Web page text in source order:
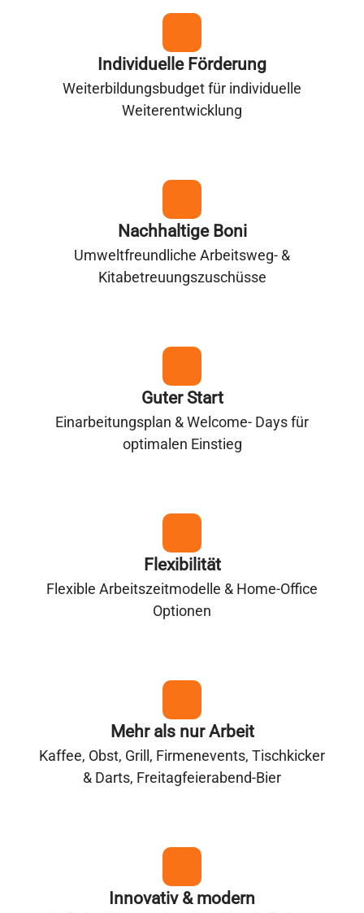
Individuelle Förderung
Weiterbildungsbudget für individuelle
Weiterentwicklung
Nachhaltige Boni
Umweltfreundliche Arbeitsweg- &
Kitabetreuungszuschüsse
Guter Start
Einarbeitungsplan & Welcome- Days für
optimalen Einstieg
Flexibilität
Flexible Arbeitszeitmodelle & Home-Office
Optionen
Mehr als nur Arbeit
Kaffee, Obst, Grill, Firmenevents, Tischkicker
& Darts, Freitagfeierabend-Bier
Innovativ & modern